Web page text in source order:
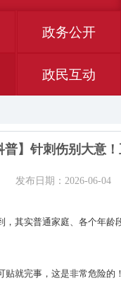
政务公开
政民互动
普】针刺伤别大意
发布日期：2026-06-04
，其实普通家庭、各个年
贴就完事，这是非常危险